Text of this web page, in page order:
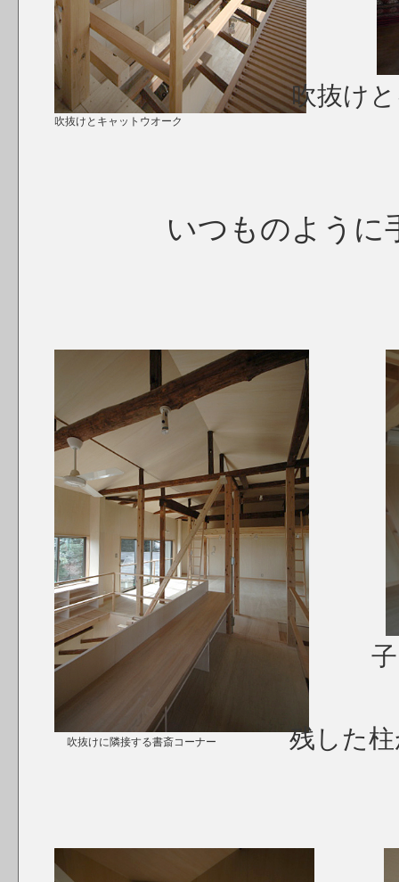
吹抜けとキャットウオーク
吹抜け
いつものように手
吹抜けに隣接する書斎コーナー
子ども
残した